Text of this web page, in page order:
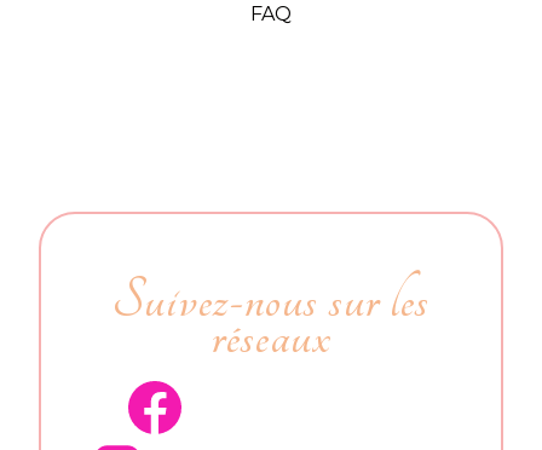
FAQ
Suivez-nous sur les
réseaux